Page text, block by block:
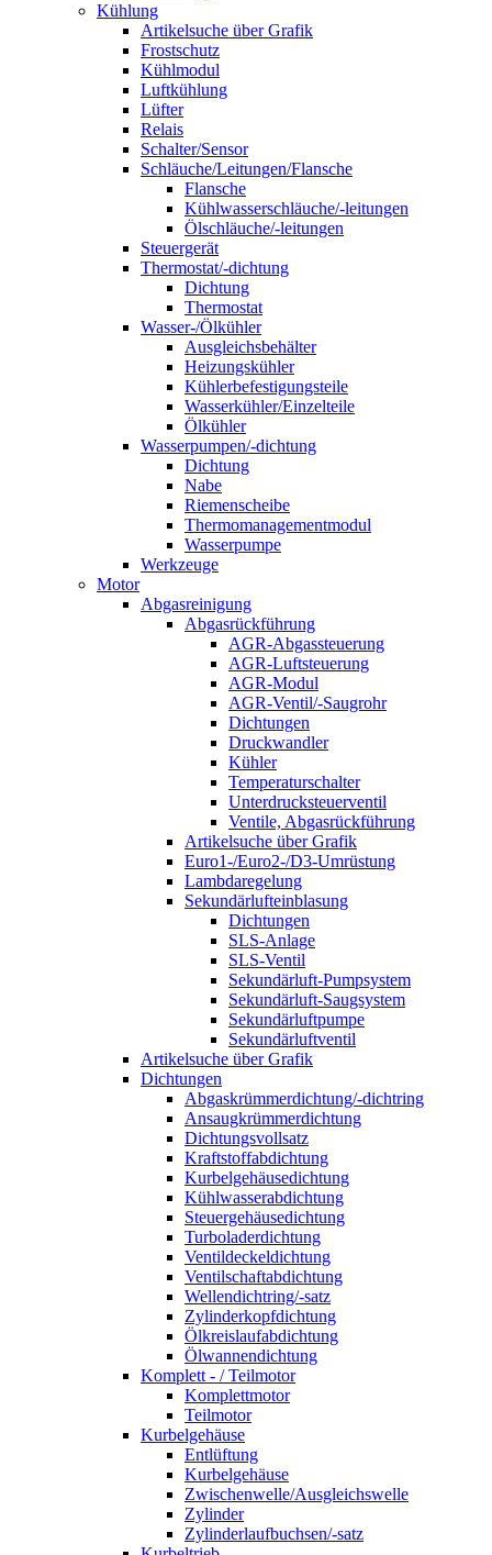
Kühlung
Artikelsuche über Grafik
Frostschutz
Kühlmodul
Luftkühlung
Lüfter
Relais
Schalter/Sensor
Schläuche/Leitungen/Flansche
Flansche
Kühlwasserschläuche/-leitungen
Ölschläuche/-leitungen
Steuergerät
Thermostat/-dichtung
Dichtung
Thermostat
Wasser-/Ölkühler
Ausgleichsbehälter
Heizungskühler
Kühlerbefestigungsteile
Wasserkühler/Einzelteile
Ölkühler
Wasserpumpen/-dichtung
Dichtung
Nabe
Riemenscheibe
Thermomanagementmodul
Wasserpumpe
Werkzeuge
Motor
Abgasreinigung
Abgasrückführung
AGR-Abgassteuerung
AGR-Luftsteuerung
AGR-Modul
AGR-Ventil/-Saugrohr
Dichtungen
Druckwandler
Kühler
Temperaturschalter
Unterdrucksteuerventil
Ventile, Abgasrückführung
Artikelsuche über Grafik
Euro1-/Euro2-/D3-Umrüstung
Lambdaregelung
Sekundärlufteinblasung
Dichtungen
SLS-Anlage
SLS-Ventil
Sekundärluft-Pumpsystem
Sekundärluft-Saugsystem
Sekundärluftpumpe
Sekundärluftventil
Artikelsuche über Grafik
Dichtungen
Abgaskrümmerdichtung/-dichtring
Ansaugkrümmerdichtung
Dichtungsvollsatz
Kraftstoffabdichtung
Kurbelgehäusedichtung
Kühlwasserabdichtung
Steuergehäusedichtung
Turboladerdichtung
Ventildeckeldichtung
Ventilschaftabdichtung
Wellendichtring/-satz
Zylinderkopfdichtung
Ölkreislaufabdichtung
Ölwannendichtung
Komplett - / Teilmotor
Komplettmotor
Teilmotor
Kurbelgehäuse
Entlüftung
Kurbelgehäuse
Zwischenwelle/Ausgleichswelle
Zylinder
Zylinderlaufbuchsen/-satz